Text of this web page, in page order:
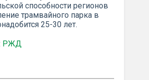
способности регионов
трамвайного парка в
25-30 лет.
РЖД